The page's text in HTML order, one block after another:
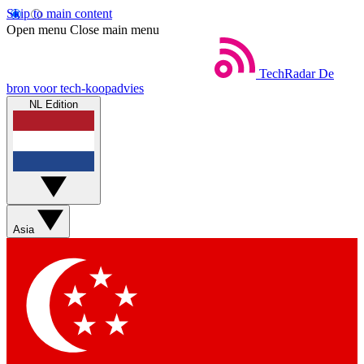
Skip to main content
Open menu Close main menu
TechRadar De
bron voor tech-koopadvies
NL Edition
Asia